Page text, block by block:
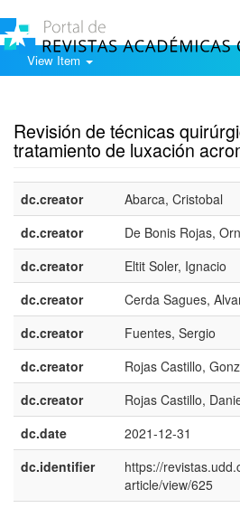
View Item
Revisión de técnicas
tratamiento de luxación
dc.creator
Abarca, Cristobal
dc.creator
De Bonis Rojas,
dc.creator
Eltit Soler, Ignacio
dc.creator
Cerda Sagues,
dc.creator
Fuentes, Sergio
dc.creator
Rojas Castillo,
dc.creator
Rojas Castillo,
dc.date
2021-12-31
dc.identifier
https://
article/view/625